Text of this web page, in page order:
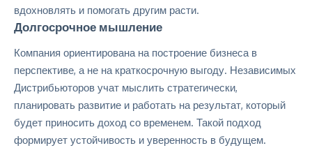
вдохновлять и помогать другим расти.
Долгосрочное мышление
Компания ориентирована на построение бизнеса в
перспективе, а не на краткосрочную выгоду. Независимых
Дистрибьюторов учат мыслить стратегически,
планировать развитие и работать на результат, который
будет приносить доход со временем. Такой подход
формирует устойчивость и уверенность в будущем.